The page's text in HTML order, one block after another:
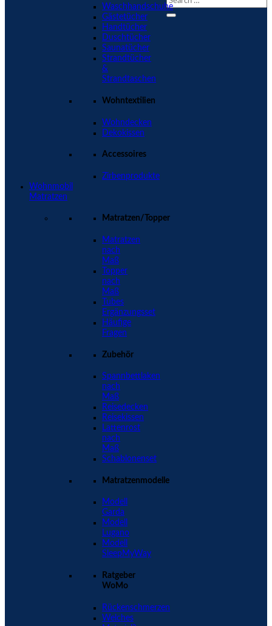
Waschhandschuhe
Gästetücher
Handtücher
Duschtücher
Saunatücher
Strandtücher
&
Strandtaschen
Wohntextilien
Wohndecken
Dekokissen
Accessoires
Zirbenprodukte
Wohnmobil
Matratzen
Matratzen/Topper
Matratzen
nach
Maß
Topper
nach
Maß
Tubes
Ergänzungsset
Häufige
Fragen
Zubehör
Spannbettlaken
nach
Maß
Reisedecken
Reisekissen
Lattenrost
nach
Maß
Schablonenset
Matratzenmodelle
Modell
Garda
Modell
Lugano
Modell
SleepMyWay
Ratgeber
WoMo
Rückenschmerzen
Welches